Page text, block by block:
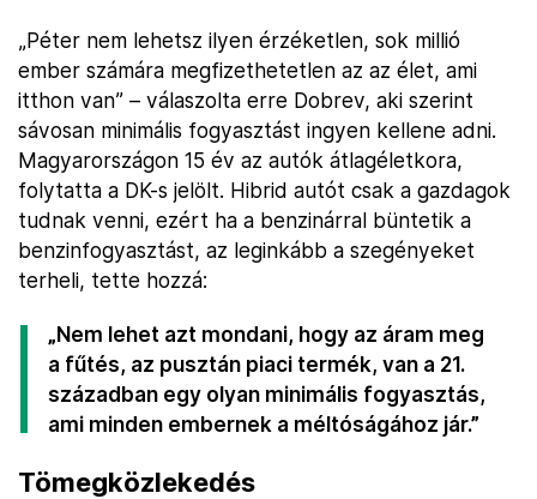
„Péter nem lehetsz ilyen érzéketlen, sok millió
ember számára megfizethetetlen az az élet, ami
itthon van” – válaszolta erre Dobrev, aki szerint
sávosan minimális fogyasztást ingyen kellene adni.
Magyarországon 15 év az autók átlagéletkora,
folytatta a DK-s jelölt. Hibrid autót csak a gazdagok
tudnak venni, ezért ha a benzinárral büntetik a
benzinfogyasztást, az leginkább a szegényeket
terheli, tette hozzá:
„Nem lehet azt mondani, hogy az áram meg
a fűtés, az pusztán piaci termék, van a 21.
században egy olyan minimális fogyasztás,
ami minden embernek a méltóságához jár.”
Tömegközlekedés